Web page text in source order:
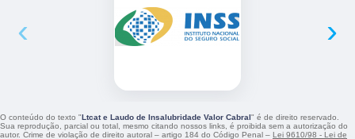
‹ ›
O conteúdo do texto "Ltcat e Laudo de Insalubridade Valor Cabral" é de direito reservado.
Sua reprodução, parcial ou total, mesmo citando nossos links, é proibida sem a autorização do
autor. Crime de violação de direito autoral – artigo 184 do Código Penal – Lei 9610/98 - Lei de